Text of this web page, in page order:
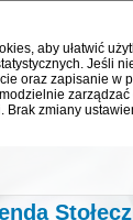
aby ułatwić
Jeśli
oraz zapisanie w
Brak zmiany